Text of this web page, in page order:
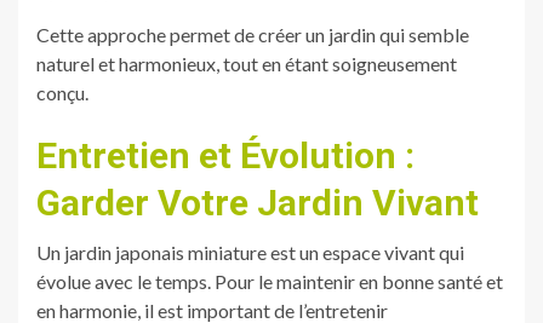
Cette approche permet de créer un jardin qui semble
naturel et harmonieux, tout en étant soigneusement
conçu.
Entretien et Évolution :
Garder Votre Jardin Vivant
Un jardin japonais miniature est un espace vivant qui
évolue avec le temps. Pour le maintenir en bonne santé et
en harmonie, il est important de l’entretenir